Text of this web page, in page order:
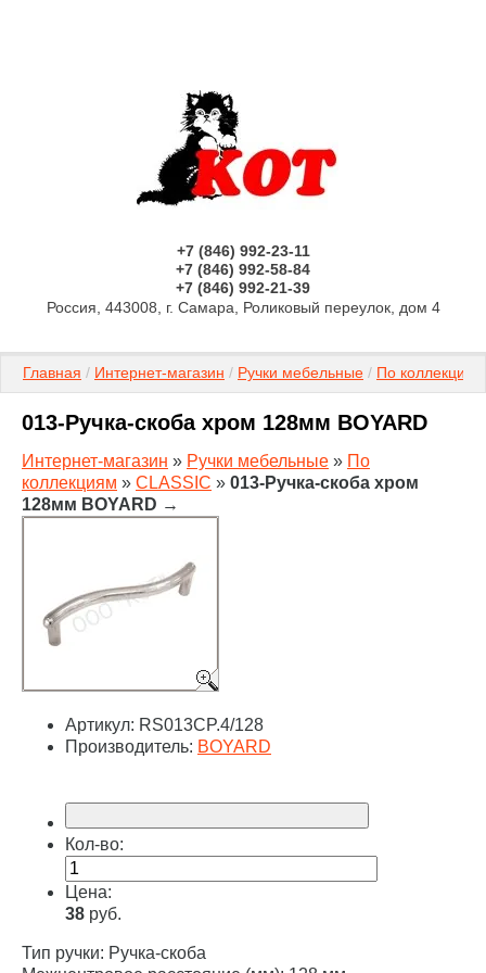
+7 (846) 992-23-11
+7 (846) 992-58-84
+7 (846) 992-21-39
Россия, 443008, г. Самара, Роликовый переулок, дом 4
Главная / Интернет-магазин / Ручки мебельные / По коллекциям
013-Ручка-скоба хром 128мм BOYARD
Интернет-магазин » Ручки мебельные » По
коллекциям » CLASSIC » 013-Ручка-скоба хром
128мм BOYARD →
Артикул: RS013CP.4/128
Производитель: BOYARD
Кол-во:
Цена:
38 руб.
Тип ручки: Ручка-скоба